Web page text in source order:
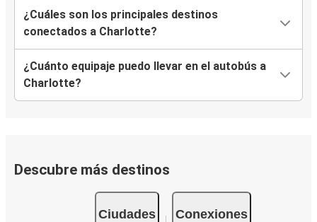
¿Cuáles son los principales destinos
conectados a Charlotte?
¿Cuánto equipaje puedo llevar en el autobús a
Charlotte?
Descubre más destinos
Ciudades Conexiones